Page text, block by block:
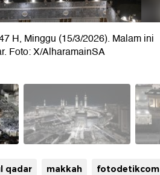
H, Minggu (15/3/2026). Malam ini
Foto: X/AlharamainSA
qadar makkah fotodetikcom